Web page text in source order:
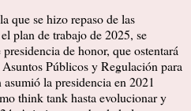
que se hizo repaso de las
plan de trabajo de 2025, se
de honor, que ostentará
Públicos y Regulación para
la presidencia en 2021
think tank hasta evolucionar y